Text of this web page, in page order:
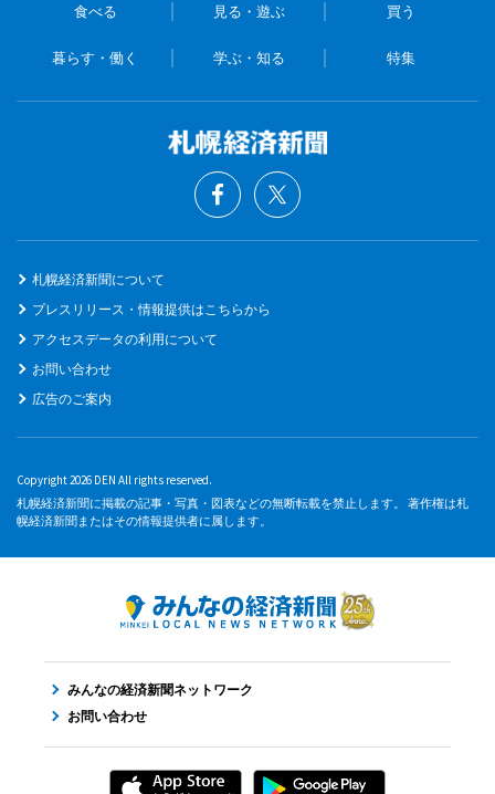
食べる 見る・遊ぶ 買う
暮らす・働く 学ぶ・知る 特集
札幌経済新聞について
プレスリリース・情報提供はこちらから
アクセスデータの利用について
お問い合わせ
広告のご案内
Copyright 2026 DEN All rights reserved.
札幌経済新聞に掲載の記事・写真・図表などの無断転載を禁止します。 著作権は札
幌経済新聞またはその情報提供者に属します。
みんなの経済新聞ネットワーク
お問い合わせ